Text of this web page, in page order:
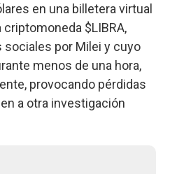
en una billetera virtual
$LIBRA,
sociales por Milei y cuyo
menos de una hora,
provocando pérdidas
a otra investigación